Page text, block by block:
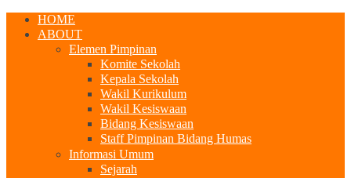
HOME
ABOUT
Elemen Pimpinan
Komite Sekolah
Kepala Sekolah
Wakil Kurikulum
Wakil Kesiswaan
Bidang Kesiswaan
Staff Pimpinan Bidang Humas
Informasi Umum
Sejarah